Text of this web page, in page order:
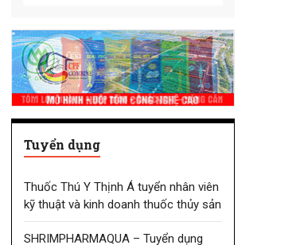
Tuyển dụng
Thuốc Thú Y Thịnh Á tuyển nhân viên
kỹ thuật và kinh doanh thuốc thủy sản
SHRIMPHARMAQUA – Tuyển dụng